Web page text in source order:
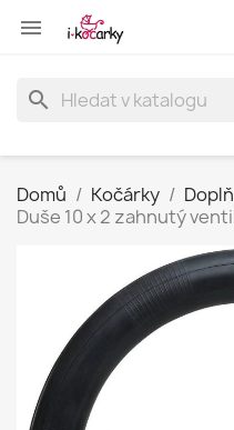

search
Domů Kočárky
Duše 10 x 2 zahnutý